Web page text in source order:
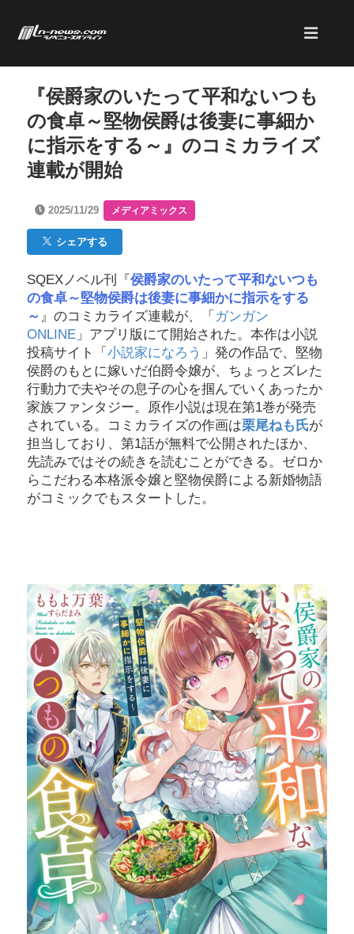
『侯爵家のいたって平和ないつも
の食卓～堅物侯爵は後妻に事細か
に指示をする～』のコミカライズ
連載が開始
2025/11/29 メディアミックス
シェアする
SQEXノベル刊『 侯爵家のいたって平和ないつも
の食卓～堅物侯爵は後妻に事細かに指示をする
～ 』のコミカライズ連載が、「 ガンガン
ONLINE 」アプリ版にて開始された。本作は小説
投稿サイト「 小説家になろう 」発の作品で、堅物
侯爵のもとに嫁いだ伯爵令嬢が、ちょっとズレた
行動力で夫やその息子の心を掴んでいくあったか
家族ファンタジー。原作小説は現在第1巻が発売
されている。コミカライズの作画は栗尾ねも氏が
担当しており、第1話が無料で公開されたほか、
先読みではその続きを読むことができる。ゼロか
らこだわる本格派令嬢と堅物侯爵による新婚物語
がコミックでもスタートした。